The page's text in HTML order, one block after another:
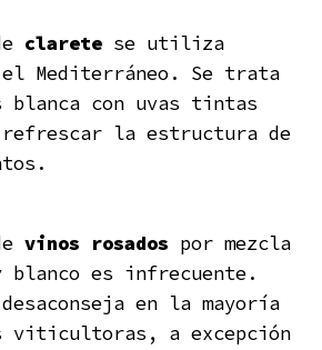
clarete se utiliza
el Mediterráneo. Se trata
blanca con uvas tintas
refrescar la estructura de
vinos rosados por mezcla
es infrecuente.
en la mayoría
viticultoras, a excepción